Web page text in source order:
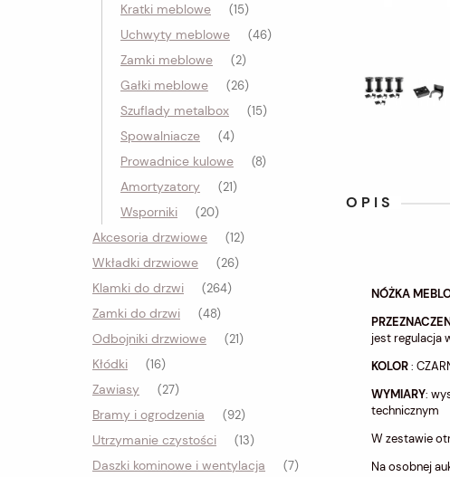
Kratki meblowe (15)
Uchwyty meblowe (46)
Zamki meblowe (2)
Gałki meblowe (26)
Szuflady metalbox (15)
Spowalniacze (4)
Prowadnice kulowe (8)
Amortyzatory (21)
Wsporniki (20)
Akcesoria drzwiowe (12)
Wkładki drzwiowe (26)
Klamki do drzwi (264)
Zamki do drzwi (48)
Odbojniki drzwiowe (21)
Kłódki (16)
Zawiasy (27)
Bramy i ogrodzenia (92)
Utrzymanie czystości (13)
Daszki kominowe i wentylacja (7)
OPIS
NÓŻKA
jest regulacja
KOLOR:
WYMIARY:
technicznym
W zestawie
Na osobnej